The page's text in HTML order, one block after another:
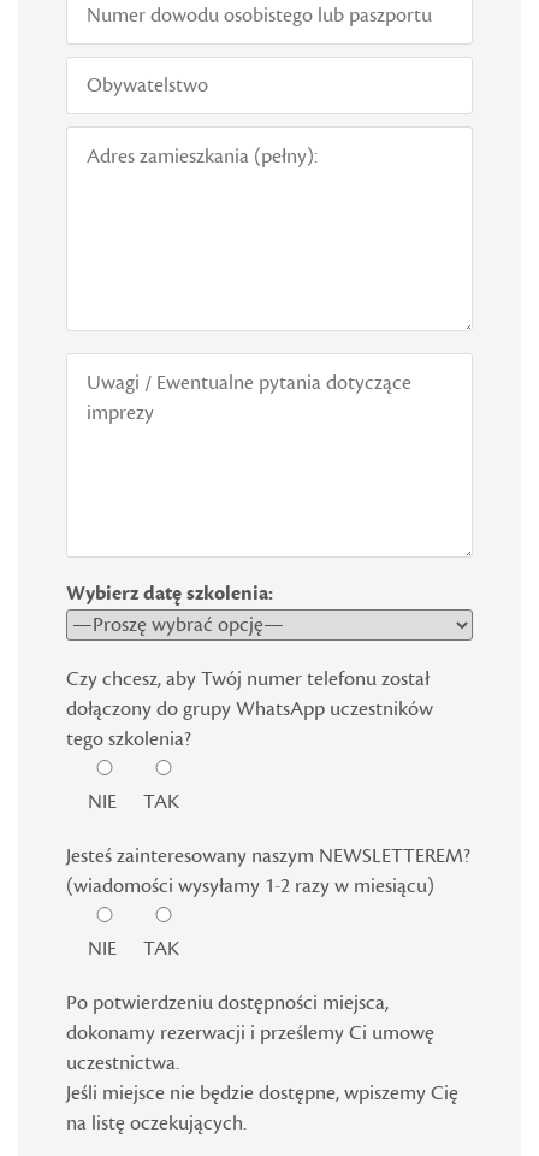
Wybierz datę szkolenia:
Czy chcesz, aby Twój numer telefonu został
dołączony do grupy WhatsApp uczestników
tego szkolenia?
NIE TAK
Jesteś zainteresowany naszym NEWSLETTEREM?
(wiadomości wysyłamy 1-2 razy w miesiącu)
NIE TAK
Po potwierdzeniu dostępności miejsca,
dokonamy rezerwacji i prześlemy Ci umowę
uczestnictwa.
Jeśli miejsce nie będzie dostępne, wpiszemy Cię
na listę oczekujących.